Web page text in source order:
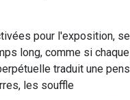
pour l'exposition,
long, comme si
traduit une
les souffle